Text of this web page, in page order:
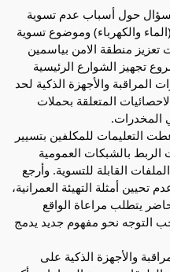
حول أسباب عدم تسوية
والكهرباء) وموضوع تسوية
منطقة الامن بياسمين
تجهيز الشوارع الرئيسية
المراقبة والأجهزة الذكية لحد
المتعلقة بحملات
المخدرات.
التعليمات للمكلفين بتسيير
بالشبكات العمومية
القابلة للتسوية. وأرجع
تحيين أمثلة التهيئة العمرانية،
يتطلب مراعاة الواقع
التوجه نحو مفهوم جديد يدمج
والأجهزة الذكية على